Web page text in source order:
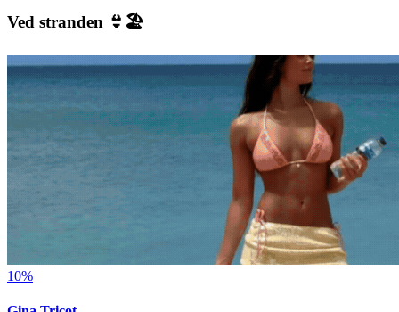
Ved stranden 👙🏖️
10%